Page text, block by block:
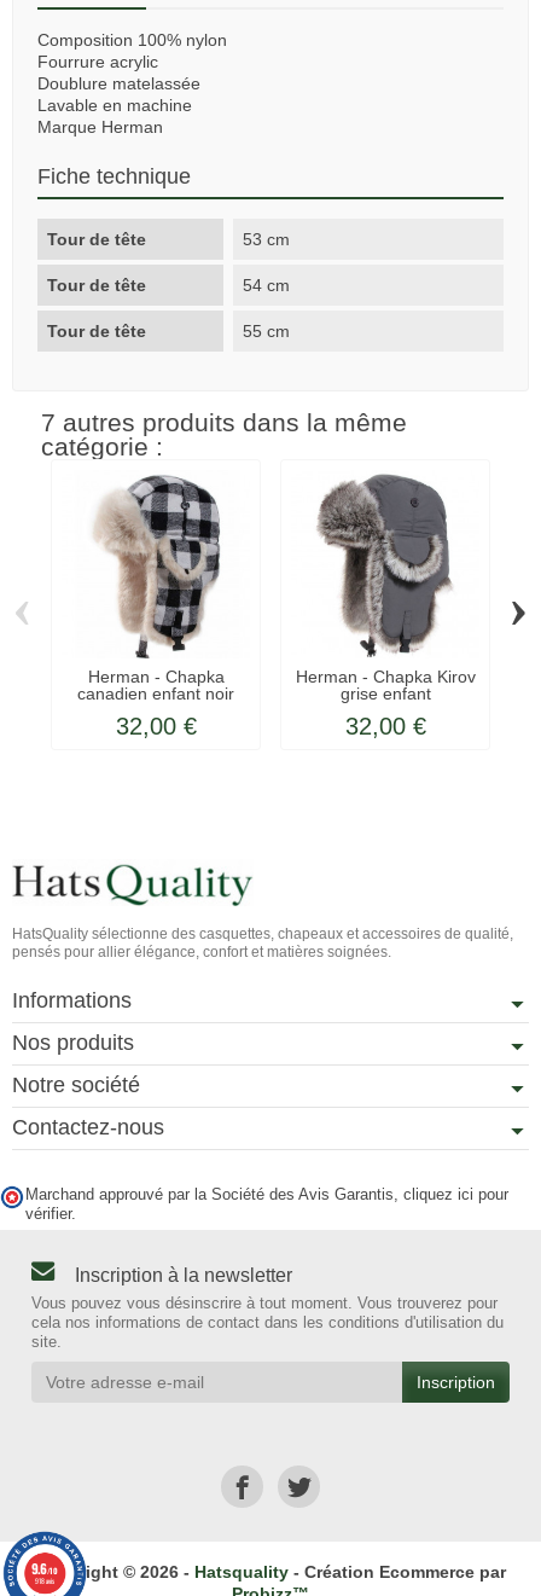
Composition 100% nylon
Fourrure acrylic
Doublure matelassée
Lavable en machine
Marque Herman
Fiche technique
Tour de tête 53 cm
Tour de tête 54 cm
Tour de tête 55 cm
7 autres produits dans la même
catégorie :
Herman - Chapka
canadien enfant noir
32,00 €
Herman - Chapka Kirov
grise enfant
32,00 €
‹ ›
HatsQuality sélectionne des casquettes, chapeaux et accessoires de qualité,
pensés pour allier élégance, confort et matières soignées.
Informations
Nos produits
Notre société
Contactez-nous
Marchand approuvé par la Société des Avis Garantis, cliquez ici pour
vérifier.
Inscription à la newsletter
Vous pouvez vous désinscrire à tout moment. Vous trouverez pour
cela nos informations de contact dans les conditions d'utilisation du
site.
Copyright © 2026 - Hatsquality- Création Ecommerce par
9.6/10
918 avis